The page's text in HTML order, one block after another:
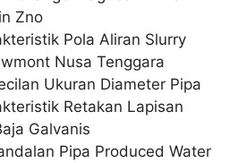
Zno
Pola Aliran Slurry
Nusa Tenggara
Ukuran Diameter Pipa
Retakan Lapisan
Galvanis
Pipa Produced Water